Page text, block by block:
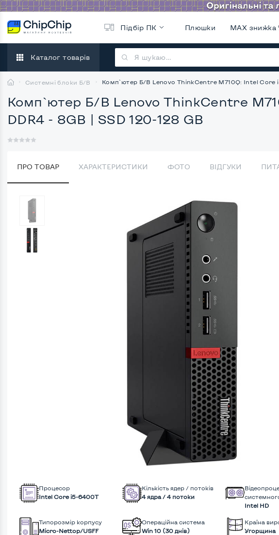
Підбір ПК Плюшки MAX знижка
Каталог товарів
Системні блоки Б/В Комп`ютер Б/В Lenovo ThinkCentre M710Q: Intel
Комп`ютер Б/В Lenovo ThinkCentre
DDR4 - 8GB | SSD 120-128 GB
ПРО ТОВАР ХАРАКТЕРИСТИКИ ФОТО ВІДГУКИ
Процесор
Intel Core i5-6400T
Кількість ядер / потоків
4 ядра / 4 потоки
Intel HD
Типорозмір корпусу
Micro-Nettop/USFF
Операційна система
Win 10 (30 днів)
Країна
Угорщина